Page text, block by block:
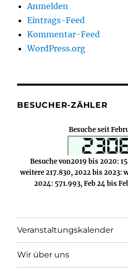
Anmelden
Eintrags-Feed
Kommentar-Feed
WordPress.org
BESUCHER-ZÄHLER
Besuche seit
Besuche von2019 bis 2020:
weitere 217.830, 2022 bis 2023:
2024: 571.993, Feb 24 bis
Veranstaltungskalender
Wir über uns